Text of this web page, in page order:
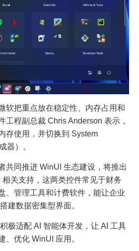
软把重点放在稳定性、内存占用和
工程副总裁 Chris Anderson 表示，
存使用，并切换到 System
器）。
共同推进 WinUI 生态建设，将推出
相关支持，这两类控件常见于财务
、管理工具和计费软件，能让企业
建数据密集型界面。
极适配 AI 智能体开发，让 AI 工具
、优化 WinUI 应用。